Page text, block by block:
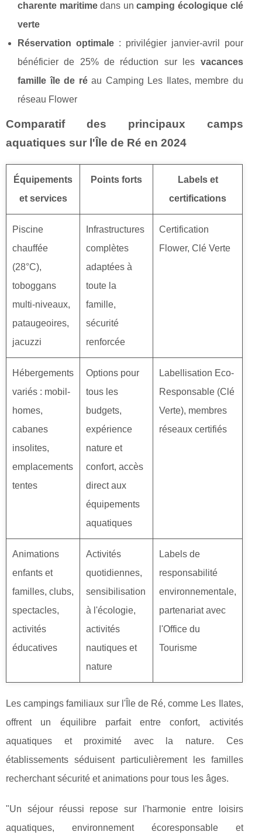
charente maritimedans uncamping écologique clé
verte
Réservation optimale: privilégier janvier-avril pour
bénéficier de 25% de réduction sur les vacances
famille île de réau Camping Les Ilates, membre du
réseau Flower
Comparatif des principaux camps
aquatiques sur l'Île de Ré en 2024
Équipements
et services
Points forts
Labels et
certifications
Piscine
chauffée
(28°C),
toboggans
multi-niveaux,
pataugeoires,
jacuzzi
Infrastructures
complètes
adaptées à
toute la
famille,
sécurité
renforcée
Certification
Flower, Clé Verte
Hébergements
variés : mobil-
homes,
cabanes
insolites,
emplacements
tentes
Options pour
tous les
budgets,
expérience
nature et
confort, accès
direct aux
équipements
aquatiques
Labellisation Eco-
Responsable (Clé
Verte), membres
réseaux certifiés
Animations
enfants et
familles, clubs,
spectacles,
activités
éducatives
Activités
quotidiennes,
sensibilisation
à l'écologie,
activités
nautiques et
nature
Labels de
responsabilité
environnementale,
partenariat avec
l'Office du
Tourisme
Les campings familiaux sur l'Île de Ré, comme Les Ilates,
offrent un équilibre parfait entre confort, activités
aquatiques et proximité avec la nature. Ces
établissements séduisent particulièrement les familles
recherchant sécurité et animations pour tous les âges.
"Un séjour réussi repose sur l'harmonie entre loisirs
aquatiques, environnement écoresponsable et